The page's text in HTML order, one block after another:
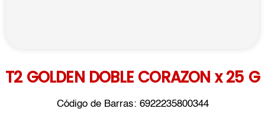
T2 GOLDEN DOBLE CORAZON x 25 G
Código de Barras: 6922235800344